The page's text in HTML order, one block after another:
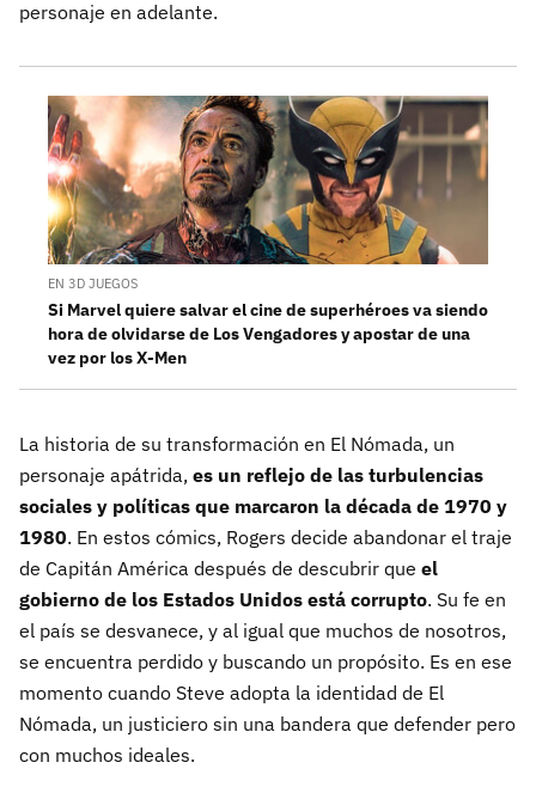
personaje en adelante.
EN 3D JUEGOS
Si Marvel quiere salvar el cine de superhéroes va siendo
hora de olvidarse de Los Vengadores y apostar de una
vez por los X-Men
La historia de su transformación en El Nómada, un
personaje apátrida, es un reflejo de las turbulencias
sociales y políticas que marcaron la década de 1970 y
1980. En estos cómics, Rogers decide abandonar el traje
de Capitán América después de descubrir que el
gobierno de los Estados Unidos está corrupto. Su fe en
el país se desvanece, y al igual que muchos de nosotros,
se encuentra perdido y buscando un propósito. Es en ese
momento cuando Steve adopta la identidad de El
Nómada, un justiciero sin una bandera que defender pero
con muchos ideales.